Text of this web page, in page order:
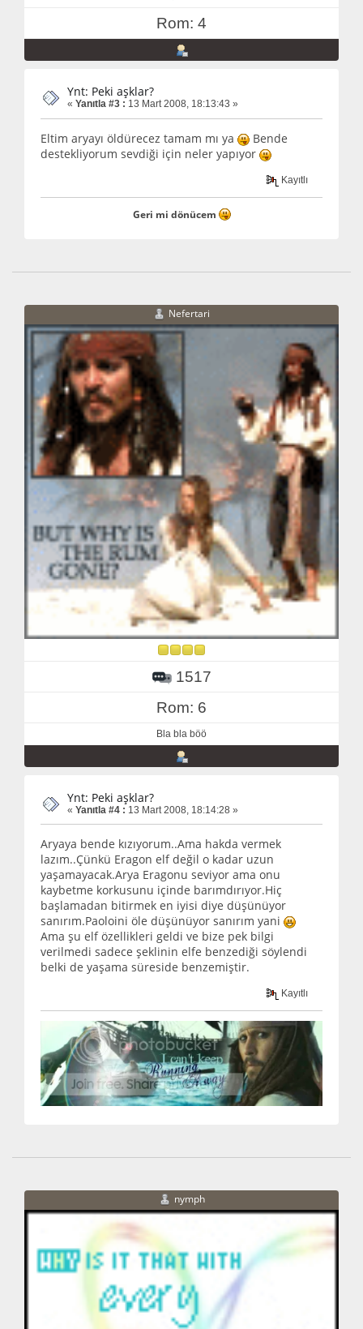
Rom: 4
Ynt: Peki aşklar?
« Yanıtla #3 : 13 Mart 2008, 18:13:43 »
Eltim aryayı öldürecez tamam mı ya
Bende
destekliyorum sevdiği için neler yapıyor
Kayıtlı
Geri mi dönücem
Nefertari
1517
Rom: 6
Bla bla böö
Ynt: Peki aşklar?
« Yanıtla #4 : 13 Mart 2008, 18:14:28 »
Aryaya bende kızıyorum..Ama hakda vermek
lazım..Çünkü Eragon elf değil o kadar uzun
yaşamayacak.Arya Eragonu seviyor ama onu
kaybetme korkusunu içinde barımdırıyor.Hiç
başlamadan bitirmek en iyisi diye düşünüyor
sanırım.Paoloini öle düşünüyor sanırım yani
Ama şu elf özellikleri geldi ve bize pek bilgi
verilmedi sadece şeklinin elfe benzediği söylendi
belki de yaşama süreside benzemiştir.
Kayıtlı
nymph